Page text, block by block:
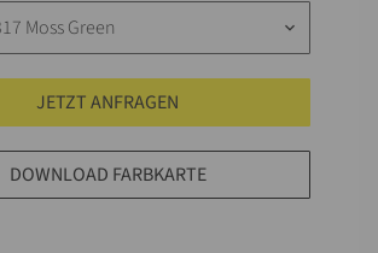
Moss Green keyboard_arrow_down
JETZT ANFRAGEN
DOWNLOAD FARBKARTE